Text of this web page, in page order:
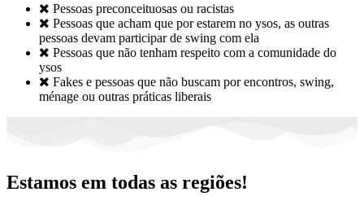
 Pessoas preconceituosas ou racistas
 Pessoas que acham que por estarem no ysos, as outras
pessoas devam participar de swing com ela
 Pessoas que não tenham respeito com a comunidade do
ysos
 Fakes e pessoas que não buscam por encontros, swing,
ménage ou outras práticas liberais
Estamos em todas as regiões!